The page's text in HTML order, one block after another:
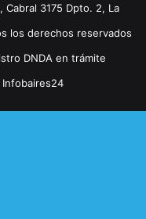
3175 Dpto. 2, La
los derechos reservados
DNDA en trámite
Infobaires24